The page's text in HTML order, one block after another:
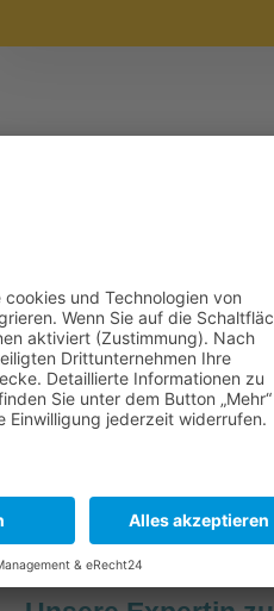
SEMINAR-REIHE:
NEBENWIRKUNGEN
17:00-